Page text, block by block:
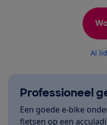
Al
Professioneel
Een goede e-bike
fietsen op een